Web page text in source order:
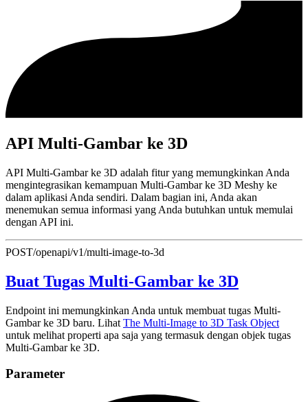
API Multi-Gambar ke 3D
API Multi-Gambar ke 3D adalah fitur yang memungkinkan Anda
mengintegrasikan kemampuan Multi-Gambar ke 3D Meshy ke
dalam aplikasi Anda sendiri. Dalam bagian ini, Anda akan
menemukan semua informasi yang Anda butuhkan untuk memulai
dengan API ini.
POST/openapi/v1/multi-image-to-3d
Buat Tugas Multi-Gambar ke 3D
Endpoint ini memungkinkan Anda untuk membuat tugas Multi-
Gambar ke 3D baru. Lihat The Multi-Image to 3D Task Object
untuk melihat properti apa saja yang termasuk dengan objek tugas
Multi-Gambar ke 3D.
Parameter